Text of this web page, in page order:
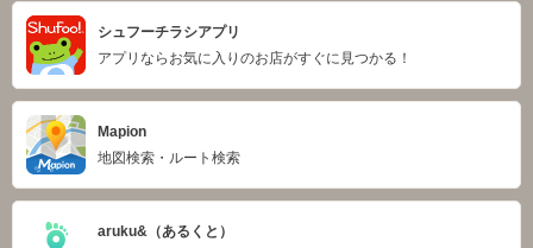
シュフーチラシアプリ
アプリならお気に入りのお店がすぐに見つかる！
Mapion
地図検索・ルート検索
aruku&（あるくと）